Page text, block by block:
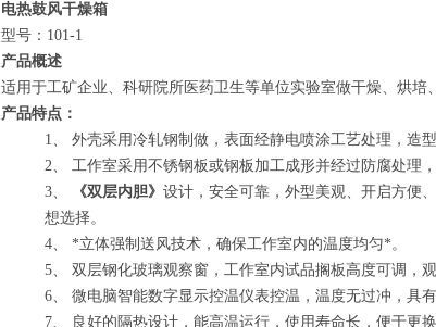
电热鼓风干燥箱
型号：101-1
产品概述
适用于工矿企业、科研院所医药卫生等单位实验室做干燥、烘培
产品特点：
1、 外壳采用冷轧钢制做，表面经静电喷涂工艺处理，造
2、 工作室采用不锈钢板或钢板加工成形并经过防腐处理
3、
《双层内胆》 设计，安全可靠，外型美观、开启方便
想选择。
4、 *立体强制送风技术，确保工作室内的温度均匀*。
5、 双层钢化玻璃观察窗，工作室内试品搁板高度可调，
6、 微电脑智能数字显示控温仪表控温，温度无过冲，具
7、 良好的隔热设计，能高温运行，使用寿命长，便于更